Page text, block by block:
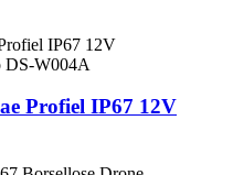
Profiel IP67 12V